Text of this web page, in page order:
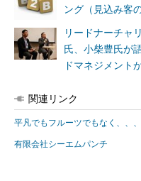
ング（見込み客
リードナーチャ
氏、小柴豊氏が
ドマネジメント
関連リンク
平凡でもフルーツでもなく、、
有限会社シーエムパンチ